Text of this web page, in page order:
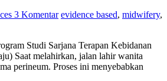
3 Komentar evidence based, midwifery,
Studi Sarjana Terapan Kebidanan
Saat melahirkan, jalan lahir wanita
perineum. Proses ini menyebabkan